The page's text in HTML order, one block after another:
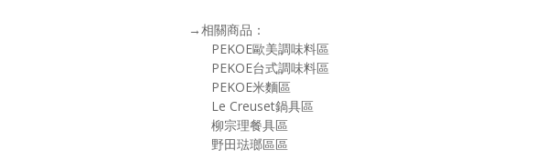
→相關商品：
PEKOE歐美調味料區
PEKOE台式調味料區
PEKOE米麵區
Le Creuset鍋具區
柳宗理餐具區
野田琺瑯區區